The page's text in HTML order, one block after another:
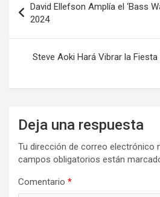
de
entradas
David Ellefson Amplía el ‘Bass
2024
Steve Aoki Hará Vibrar la
Deja una respuesta
Tu dirección de correo electrónico
campos obligatorios están
Comentario *